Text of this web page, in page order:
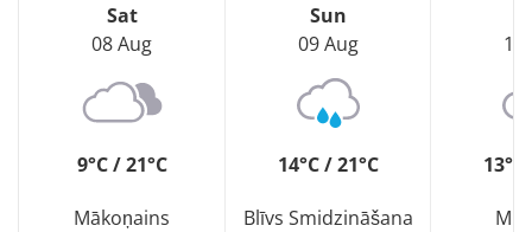
Sat
08 Aug
9°C / 21°C
Mākoņains
Sun
09 Aug
14°C / 21°C
Blīvs Smidzināšana
10
13°C